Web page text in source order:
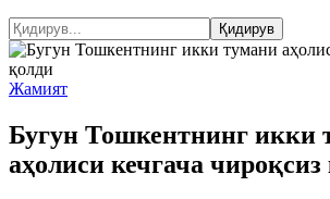
Жамият
Бугун Тошкентнинг икки
аҳолиси кечгача чироқсиз